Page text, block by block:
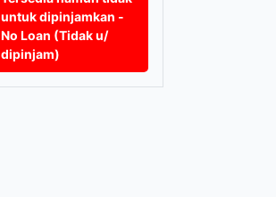
untuk dipinjamkan -
No Loan (Tidak u/
dipinjam)